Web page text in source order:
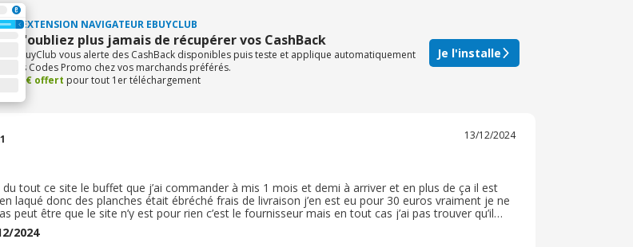
L'EXTENSION NAVIGATEUR EBUYCLUB
N'oubliez plus jamais de récupérer vos CashBack
eBuyClub vous alerte des CashBack disponibles puis teste et applique automatiquement
les Codes Promo chez vos marchands préférés.
+1€ offert pour tout 1er téléchargement
Je l'installe
13/12/2024
tout ce site le buffet que j’ai commander à mis 1 mois et demi à arriver et en plus de ça il est
laqué donc des planches était ébréché frais de livraison j’en est eu pour 30 euros vraiment je ne
peut être que le site n’y est pour rien c’est le fournisseur mais en tout cas j’ai pas trouver qu’il
appeler pratiquement tout les jours pour voir où en était mon colis c’était la seule et dernière
2024